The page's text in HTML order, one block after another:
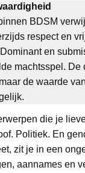
BDSM
respect en
en
machtsspel. De
de waarde
die je
Politiek. En
zit je in een
aannames en